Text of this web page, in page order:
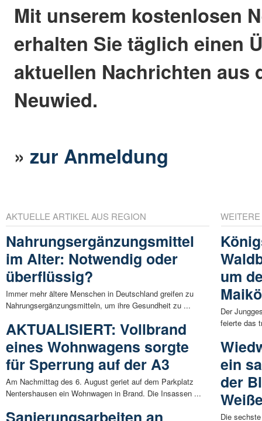
Mit unserem kostenlosen
erhalten Sie täglich einen
aktuellen Nachrichten aus
Neuwied.
»zur Anmeldung
AKTUELLE ARTIKEL AUS REGION
Nahrungsergänzungsmittel
im Alter: Notwendig oder
überflüssig?
Immer mehr ältere Menschen in Deutschland greifen zu
Nahrungsergänzungsmitteln, um ihre Gesundheit zu ...
AKTUALISIERT: Vollbrand
eines Wohnwagens sorgte
für Sperrung auf der A3
Am Nachmittag des 6. August geriet auf dem Parkplatz
Nentershausen ein Wohnwagen in Brand. Die Insassen ...
um
Der
feierte das
ein
der
Die